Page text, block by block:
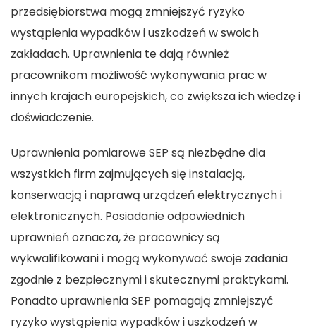
przedsiębiorstwa mogą zmniejszyć ryzyko
wystąpienia wypadków i uszkodzeń w swoich
zakładach. Uprawnienia te dają również
pracownikom możliwość wykonywania prac w
innych krajach europejskich, co zwiększa ich wiedzę i
doświadczenie.
Uprawnienia pomiarowe SEP są niezbędne dla
wszystkich firm zajmujących się instalacją,
konserwacją i naprawą urządzeń elektrycznych i
elektronicznych. Posiadanie odpowiednich
uprawnień oznacza, że pracownicy są
wykwalifikowani i mogą wykonywać swoje zadania
zgodnie z bezpiecznymi i skutecznymi praktykami.
Ponadto uprawnienia SEP pomagają zmniejszyć
ryzyko wystąpienia wypadków i uszkodzeń w